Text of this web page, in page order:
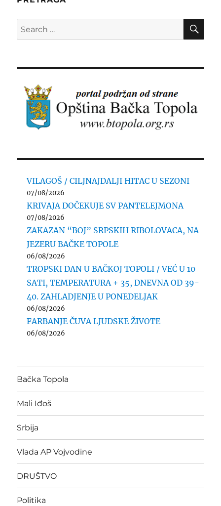
Search
for:
VILAGOŠ / CILJNAJDALJI HITAC U SEZONI
07/08/2026
KRIVAJA DOČEKUJE SV PANTELEJMONA
07/08/2026
ZAKAZAN “BOJ” SRPSKIH RIBOLOVACA, NA
JEZERU BAČKE TOPOLE
06/08/2026
TROPSKI DAN U BAČKOJ TOPOLI / VEĆ U 10
SATI, TEMPERATURA + 35, DNEVNA OD 39-
40. ZAHLADJENJE U PONEDELJAK
06/08/2026
FARBANJE ČUVA LJUDSKE ŽIVOTE
06/08/2026
Bačka Topola
Mali Iđoš
Srbija
Vlada AP Vojvodine
DRUŠTVO
Politika